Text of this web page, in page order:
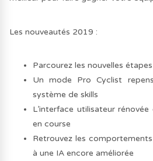
Les nouveautés 2019 :
Parcourez les nouvelles
Un mode Pro Cyclist
système de skills
L’interface utilisateur
en course
Retrouvez les
à une IA encore améliorée